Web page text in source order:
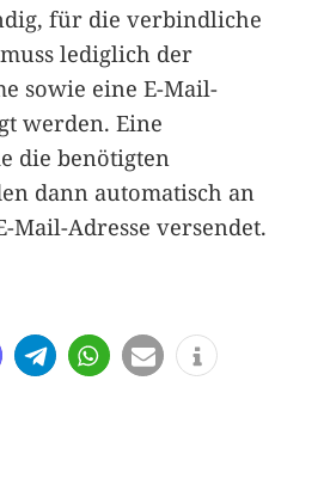
für die verbindliche
lediglich der
sowie eine E-Mail-
werden. Eine
die benötigten
dann automatisch an
Mail-Adresse versendet.